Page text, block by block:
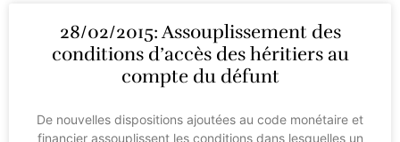
28/02/2015: Assouplissement des
conditions d’accès des héritiers au
compte du défunt
De nouvelles dispositions ajoutées au code monétaire et
financier assouplissent les conditions dans lesquelles un